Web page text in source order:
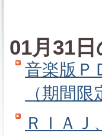
01月31
音楽版Ｐ
（期間限
ＲＩＡＪ